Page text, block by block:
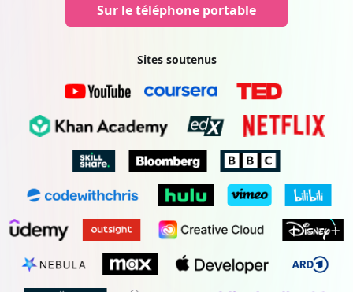
Sur le téléphone portable
Sites soutenus